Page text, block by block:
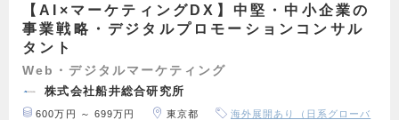
【AI×マーケティングDX】中堅・中小企業の
事業戦略・デジタルプロモーションコンサル
タント
Web・デジタルマーケティング
株式会社船井総合研究所
600万円 ～ 699万円 東京都
海外展開あり（日系グローバ